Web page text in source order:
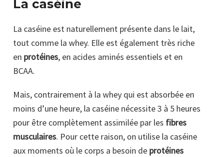
La caséine
La caséine est naturellement présente dans le lait,
tout comme la whey. Elle est également très riche
en protéines, en acides aminés essentiels et en
BCAA.
Mais, contrairement à la whey qui est absorbée en
moins d’une heure, la caséine nécessite 3 à 5 heures
pour être complètement assimilée par les fibres
musculaires. Pour cette raison, on utilise la caséine
aux moments où le corps a besoin de protéines